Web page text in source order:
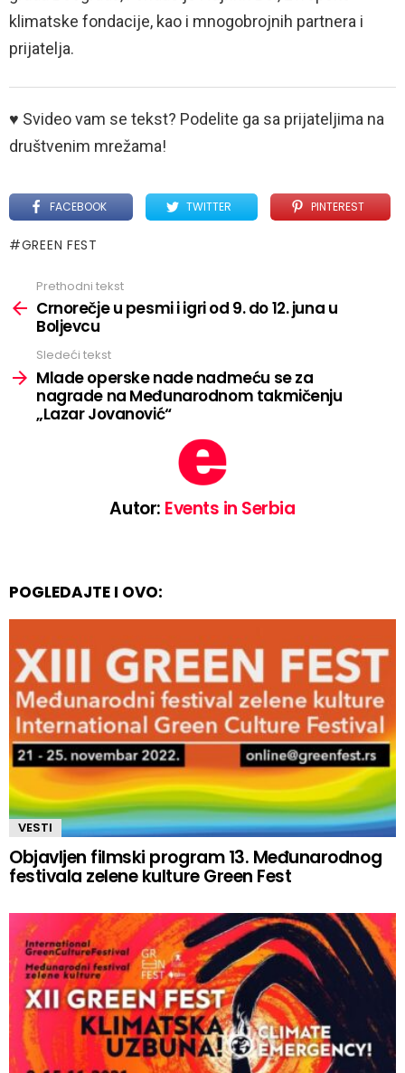
klimatske fondacije, kao i mnogobrojnih partnera i
prijatelja.
♥ Svideo vam se tekst? Podelite ga sa prijateljima na
društvenim mrežama!
FACEBOOK TWITTER PINTEREST
GREEN FEST
more
Prethodni tekst
Crnorečje u pesmi i igri od 9. do 12. juna u
Boljevcu
Sledeći tekst
Mlade operske nade nadmeću se za
nagrade na Međunarodnom takmičenju
„Lazar Jovanović“
Autor: Events in Serbia
POGLEDAJTE I OVO:
VESTI
Objavljen filmski program 13. Međunarodnog
festivala zelene kulture Green Fest